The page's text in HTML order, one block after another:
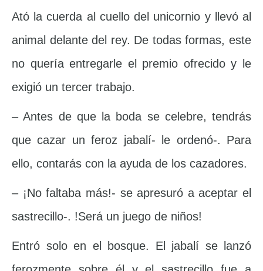
Ató la cuerda al cuello del unicornio y llevó al
animal delante del rey. De todas formas, este
no quería entregarle el premio ofrecido y le
exigió un tercer trabajo.
– Antes de que la boda se celebre, tendrás
que cazar un feroz jabalí- le ordenó-. Para
ello, contarás con la ayuda de los cazadores.
– ¡No faltaba más!- se apresuró a aceptar el
sastrecillo-. !Será un juego de niños!
Entró solo en el bosque. El jabalí se lanzó